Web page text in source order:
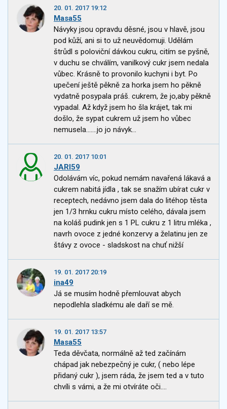
20. 01. 2017 19:12
Masa55
Návyky jsou opravdu děsné, jsou v hlavě, jsou
pod kůží, ani si to už neuvědomuji. Udělám
štrůdl s poloviční dávkou cukru, citím se pyšně,
v duchu se chválím, vanilkový cukr jsem nedala
vůbec. Krásně to provonilo kuchyni i byt. Po
upečení ještě pěkně za horka jsem ho pěkně
vydatně posypala práš. cukrem, že jo,aby pěkně
vypadal. Až když jsem ho šla krájet, tak mi
došlo, že sypat cukrem už jsem ho vůbec
nemusela.......jo jo návyk...
20. 01. 2017 10:01
JARI59
Odolávám víc, pokud nemám navařená lákavá a
cukrem nabitá jídla , tak se snažím ubírat cukr v
receptech, nedávno jsem dala do litéhop těsta
jen 1/3 hrnku cukru místo celého, dávala jsem
na koláš pudink jen s 1 PL cukru z 1 litru mléka ,
navrh ovoce z jedné konzervy a želatinu jen ze
štávy z ovoce - sladskost na chuť nižší
19. 01. 2017 20:19
ina49
Já se musím hodně přemlouvat abych
nepodlehla sladkému ale daří se mě.
19. 01. 2017 13:57
Masa55
Teda děvčata, normálně až ted začínám
chápad jak nebezpečný je cukr, ( nebo lépe
přidaný cukr ), jsem ráda, že jsem ted a v tuto
chvíli s vámi, a že mi otvíráte oči....